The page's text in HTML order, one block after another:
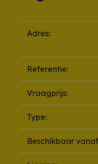
Adres:
Referentie:
Vraagprijs:
Type:
Beschikbaar